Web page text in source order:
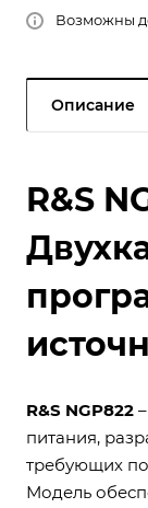
Возможны
Описание
R&S
R&S NGP822
питания,
требующих
Модель